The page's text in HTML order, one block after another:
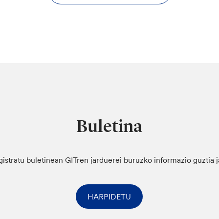
Buletina
buletinean GITren jarduerei buruzko informazio guztia
HARPIDETU